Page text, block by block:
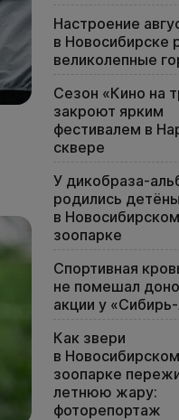
Настроение
в Новосибирске
великолепные
Сезон «Кино на
закроют ярким
фестивалем в
сквере
У дикобраза-
родились
в Новосибирском
зоопарке
Спортивная
не помешал
акции у
Как звери
в Новосибирском
зоопарке
летнюю жару:
фоторепортаж